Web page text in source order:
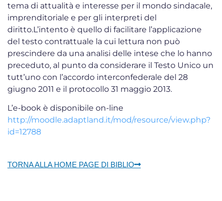
tema di attualità e interesse per il mondo sindacale,
imprenditoriale e per gli interpreti del
diritto.L’intento è quello di facilitare l’applicazione
del testo contrattuale la cui lettura non può
prescindere da una analisi delle intese che lo hanno
preceduto, al punto da considerare il Testo Unico un
tutt’uno con l’accordo interconfederale del 28
giugno 2011 e il protocollo 31 maggio 2013.
L’e-book è disponibile on-line
http://moodle.adaptland.it/mod/resource/view.php?
id=12788
TORNA ALLA HOME PAGE DI BIBLIO